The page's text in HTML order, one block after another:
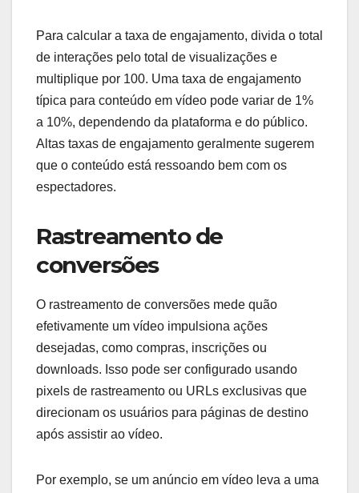
Para calcular a taxa de engajamento, divida o total
de interações pelo total de visualizações e
multiplique por 100. Uma taxa de engajamento
típica para conteúdo em vídeo pode variar de 1%
a 10%, dependendo da plataforma e do público.
Altas taxas de engajamento geralmente sugerem
que o conteúdo está ressoando bem com os
espectadores.
Rastreamento de
conversões
O rastreamento de conversões mede quão
efetivamente um vídeo impulsiona ações
desejadas, como compras, inscrições ou
downloads. Isso pode ser configurado usando
pixels de rastreamento ou URLs exclusivas que
direcionam os usuários para páginas de destino
após assistir ao vídeo.
Por exemplo, se um anúncio em vídeo leva a uma